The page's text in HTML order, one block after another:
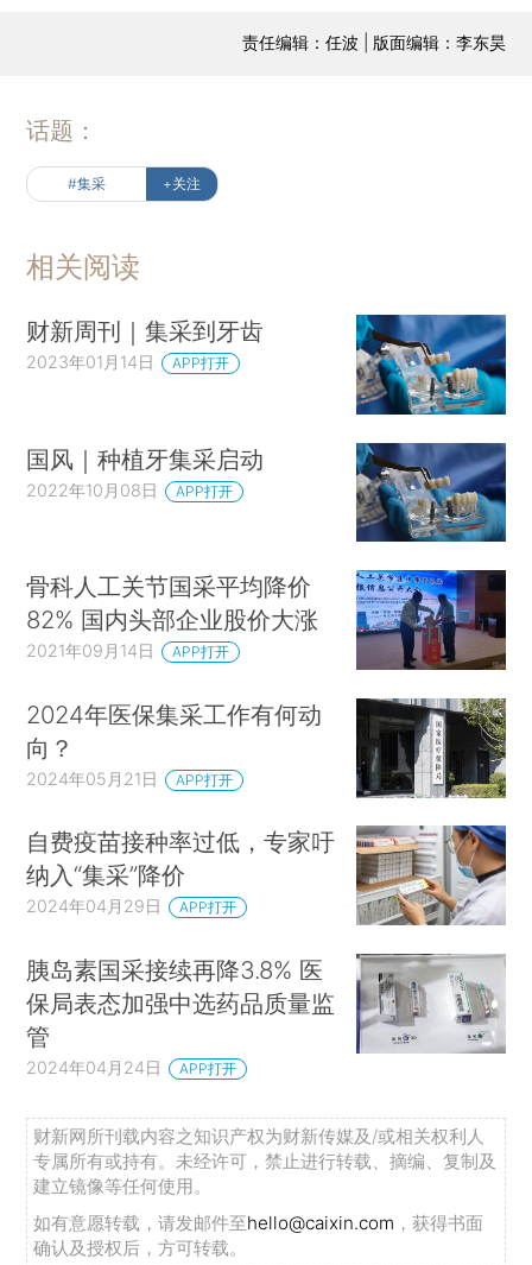
责任编辑：任波 | 版面编辑：李东昊
话题：
#集采 +关注
相关阅读
财新周刊｜集采到牙齿
2023年01月14日 APP打开
国风｜种植牙集采启动
2022年10月08日 APP打开
骨科人工关节国采平均降价
82% 国内头部企业股价大涨
2021年09月14日 APP打开
2024年医保集采工作有何动
向？
2024年05月21日 APP打开
自费疫苗接种率过低，专家吁
纳入“集采”降价
2024年04月29日 APP打开
胰岛素国采接续再降3.8% 医
保局表态加强中选药品质量监
管
2024年04月24日 APP打开
财新网所刊载内容之知识产权为财新传媒及/或相关权利人
专属所有或持有。未经许可，禁止进行转载、摘编、复制及
建立镜像等任何使用。
如有意愿转载，请发邮件至hello@caixin.com ，获得书面
确认及授权后，方可转载。